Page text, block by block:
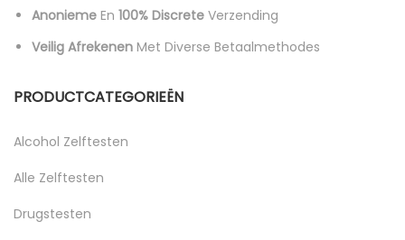
Anonieme En 100% Discrete Verzending
Veilig Afrekenen Met Diverse Betaalmethodes
PRODUCTCATEGORIEËN
Alcohol Zelftesten
Alle Zelftesten
Drugstesten